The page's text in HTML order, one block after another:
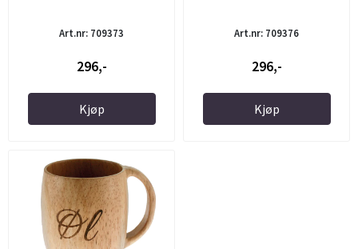
Art.nr: 709373
296,-
Kjøp
Art.nr: 709376
296,-
Kjøp